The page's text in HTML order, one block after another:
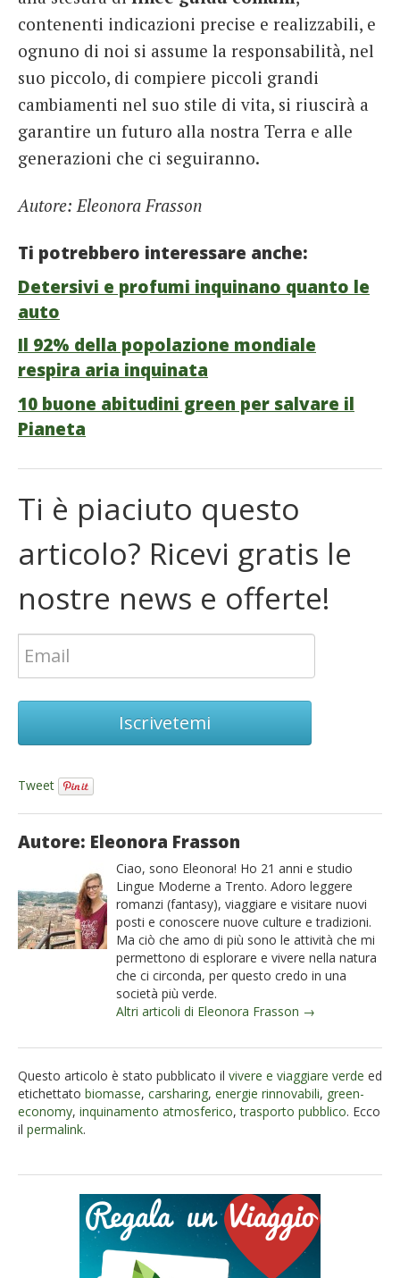
contenenti indicazioni precise e realizzabili, e
ognuno di noi si assume la responsabilità, nel
suo piccolo, di compiere piccoli grandi
cambiamenti nel suo stile di vita, si riuscirà a
garantire un futuro alla nostra Terra e alle
generazioni che ci seguiranno.
Autore: Eleonora Frasson
Ti potrebbero interessare anche:
Detersivi e profumi inquinano quanto le
auto
Il 92% della popolazione mondiale
respira aria inquinata
10 buone abitudini green per salvare il
Pianeta
Ti è piaciuto questo
articolo? Ricevi gratis le
nostre news e offerte!
Iscrivetemi
Tweet
Autore: Eleonora Frasson
Ciao, sono Eleonora! Ho 21 anni e studio
Lingue Moderne a Trento. Adoro leggere
romanzi (fantasy), viaggiare e visitare nuovi
posti e conoscere nuove culture e tradizioni.
Ma ciò che amo di più sono le attività che mi
permettono di esplorare e vivere nella natura
che ci circonda, per questo credo in una
società più verde.
Altri articoli di Eleonora Frasson →
Questo articolo è stato pubblicato il vivere e viaggiare verde ed
etichettato biomasse, carsharing, energie rinnovabili, green-
economy, inquinamento atmosferico,trasporto pubblico. Ecco
il permalink.